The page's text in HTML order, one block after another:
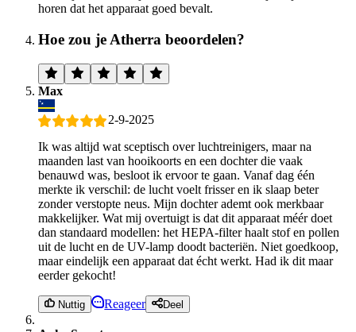
horen dat het apparaat goed bevalt.
Hoe zou je Atherra beoordelen?
Max
2-9-2025
Ik was altijd wat sceptisch over luchtreinigers, maar na
maanden last van hooikoorts en een dochter die vaak
benauwd was, besloot ik ervoor te gaan. Vanaf dag één
merkte ik verschil: de lucht voelt frisser en ik slaap beter
zonder verstopte neus. Mijn dochter ademt ook merkbaar
makkelijker. Wat mij overtuigt is dat dit apparaat méér doet
dan standaard modellen: het HEPA-filter haalt stof en pollen
uit de lucht en de UV-lamp doodt bacteriën. Niet goedkoop,
maar eindelijk een apparaat dat écht werkt. Had ik dit maar
eerder gekocht!
Nuttig Reageer Deel